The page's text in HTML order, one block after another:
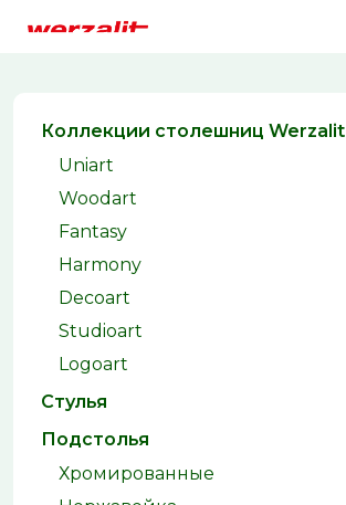
Коллекции столешниц Werzalit
Uniart
Woodart
Fantasy
Harmony
Decoart
Studioart
Logoart
Стулья
Подстолья
Хромированные